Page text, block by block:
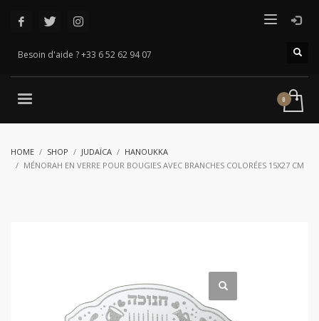
Besoin d'aide ? +33 6 52 62 94 07
HOME SHOP JUDAÏCA
HANOUKKA
MÉNORAH EN VERRE POUR BOUGIES AVEC BRANCHES COLORÉES 15X27 CM